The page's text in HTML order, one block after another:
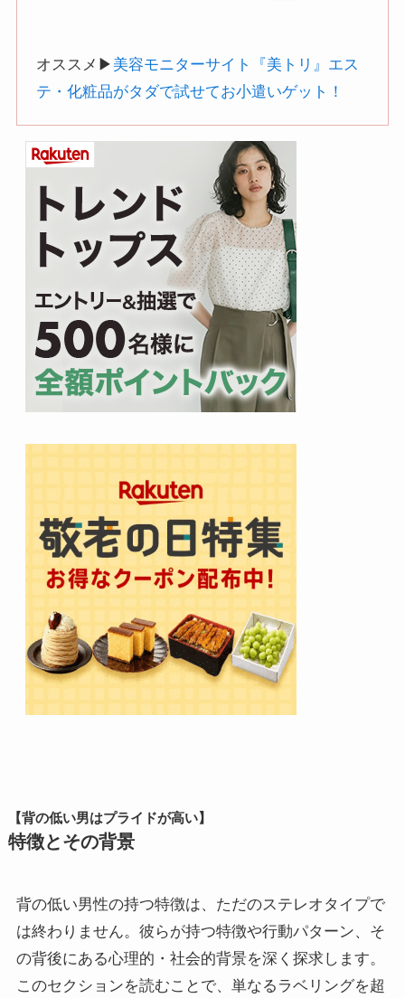
オススメ▶︎ 美容モニターサイト『美トリ』エス
テ・化粧品がタダで試せてお小遣いゲット！
【背の低い男はプライドが高い】
特徴とその背景
背の低い男性の持つ特徴は、ただのステレオタイプで
は終わりません。彼らが持つ特徴や行動パターン、そ
の背後にある心理的・社会的背景を深く探求します。
このセクションを読むことで、単なるラベリングを超